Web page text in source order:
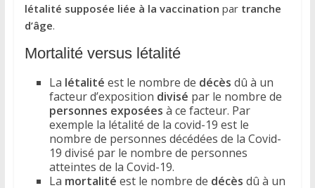
létalité supposée liée à la vaccination par tranche
d’âge.
Mortalité versus létalité
La létalité est le nombre de décès dû à un
facteur d’exposition divisé par le nombre de
personnes exposées à ce facteur. Par
exemple la létalité de la covid-19 est le
nombre de personnes décédées de la Covid-
19 divisé par le nombre de personnes
atteintes de la Covid-19.
La mortalité est le nombre de décès dû à un